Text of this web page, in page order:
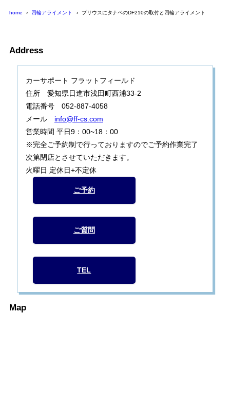
home 四輪アライメント プリウスにタナベのDF210の取付と四輪アライメント
Address
カーサポート フラットフィールド
住所 愛知県日進市浅田町西浦33-2
電話番号 052-887-4058
メール info@ff-cs.com
営業時間 平日9：00~18：00
※完全ご予約制で行っておりますのでご予約作業完了
次第閉店とさせていただきます。
火曜日 定休日+不定休
ご予約
ご質問
TEL
Map